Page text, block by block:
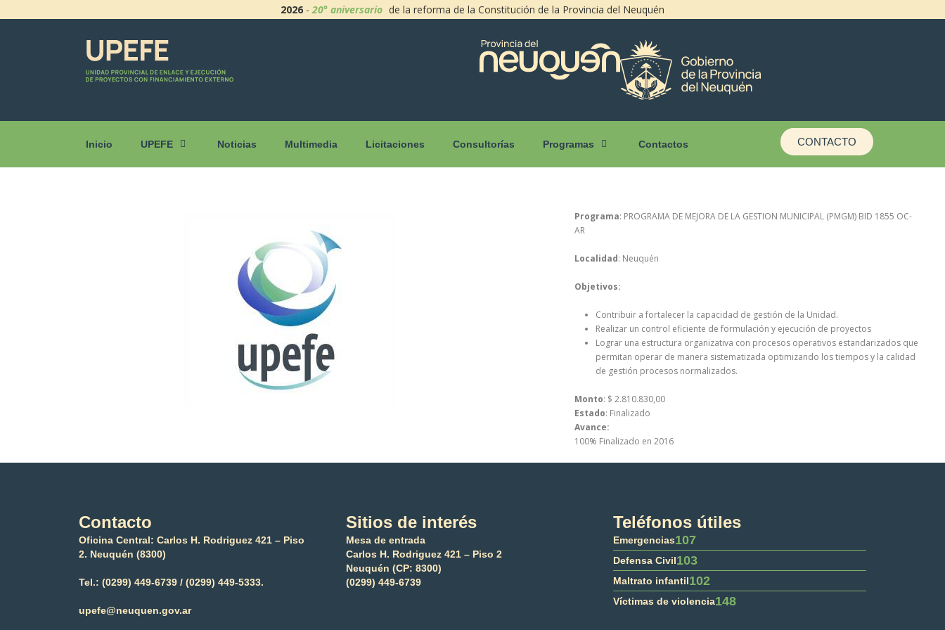
2026 -20° aniversario de la reforma de la Constitución de la Provincia del Neuquén
Inicio UPEFE Noticias Multimedia Licitaciones Consultorías Programas Contactos CONTACTO
Programa: PROGRAMA DE MEJORA DE LA GESTION MUNICIPAL (PMGM) BID 1855 OC-
AR
Localidad: Neuquén
Objetivos:
Contribuir a fortalecer la capacidad de gestión de la Unidad.
Realizar un control eficiente de formulación y ejecución de proyectos
Lograr una estructura organizativa con procesos operativos estandarizados que
permitan operar de manera sistematizada optimizando los tiempos y la calidad
de gestión procesos normalizados.
Monto: $ 2.810.830,00
Estado: Finalizado
Avance:
100% Finalizado en 2016
Contacto
Oficina Central: Carlos H. Rodriguez 421 – Piso
2. Neuquén (8300)
Tel.: (0299) 449-6739 / (0299) 449-5333.
upefe@neuquen.gov.ar
Sitios de interés
Mesa de entrada
Carlos H. Rodriguez 421 – Piso 2
Neuquén (CP: 8300)
(0299) 449-6739
Teléfonos útiles
Emergencias107
Defensa Civil103
Maltrato infantil102
Víctimas de violencia148